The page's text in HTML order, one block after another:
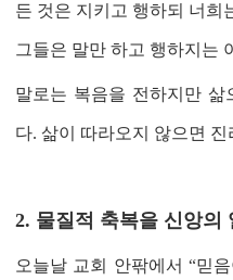
든 것은 지키고 행하되 너희
그들은 말만 하고 행하지는
말로는 복음을 전하지만 삶
다. 삶이 따라오지 않으면
2. 물질적 축복을 신앙의
오늘날 교회 안팎에서“믿